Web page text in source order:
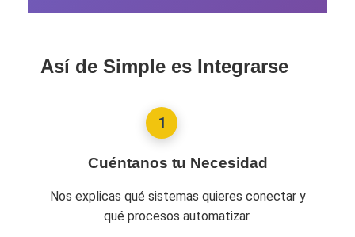
Así de Simple es Integrarse
1
Cuéntanos tu Necesidad
Nos explicas qué sistemas quieres conectar y
qué procesos automatizar.